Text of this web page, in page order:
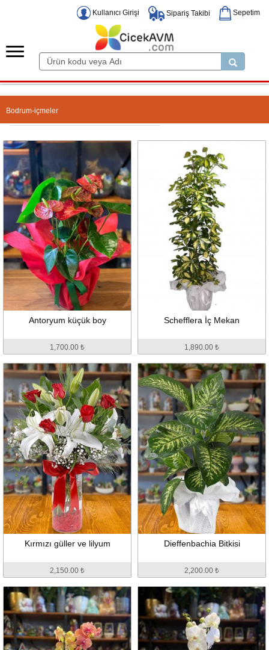
Kullanıcı Girişi Sipariş Takibi Sepetim
Bodrum-içmeler
Antoryum küçük boy
1,700.00 ₺
Schefflera İç Mekan
1,890.00 ₺
Kırmızı güller ve lilyum
2,150.00 ₺
Dieffenbachia Bitkisi
2,200.00 ₺